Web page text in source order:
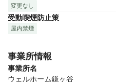
変更なし
受動喫煙防止策
屋内禁煙
事業所情報
事業所名
ウェルホーム鎌ヶ谷